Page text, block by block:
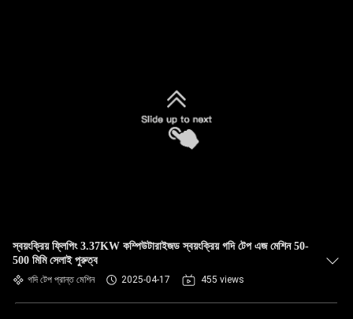
স্বয়ংক্রিয় ফ্লিপিং 3.37KW কম্পিউটারাইজড স্বয়ংক্রিয় গদি টেপ এজ মেশিন 50-
500 মিমি সেলাই পুরুত্ব
গদি টেপ প্রান্ত মেশিন 2025-04-17 455 views